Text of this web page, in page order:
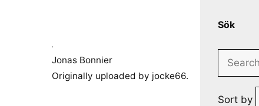
Jonas Bonnier
Originally uploaded by jocke66.
Sök
Search
Sort by